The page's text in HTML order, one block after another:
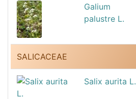
Galium
palustre L.
SALICACEAE
Salix aurita L.